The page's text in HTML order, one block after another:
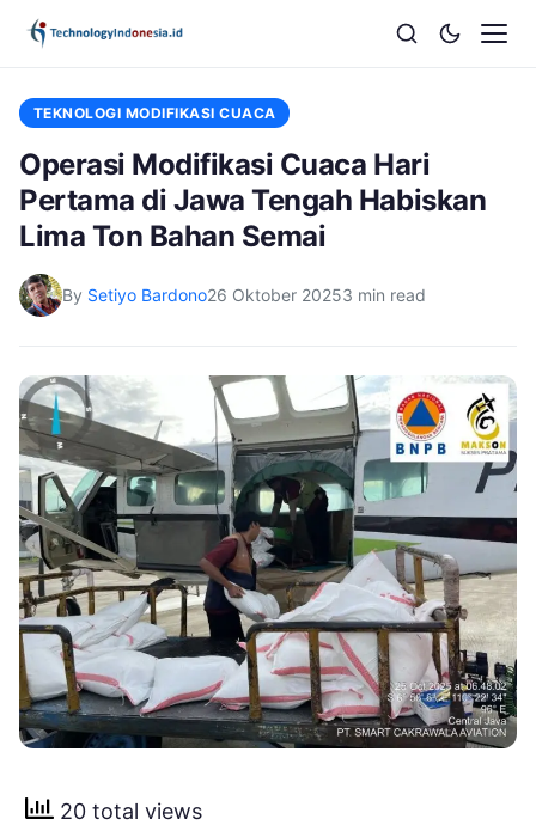
TEKNOLOGI MODIFIKASI CUACA
Operasi Modifikasi Cuaca Hari
Pertama di Jawa Tengah Habiskan
Lima Ton Bahan Semai
By Setiyo Bardono26 Oktober 20253 min read
20 total views